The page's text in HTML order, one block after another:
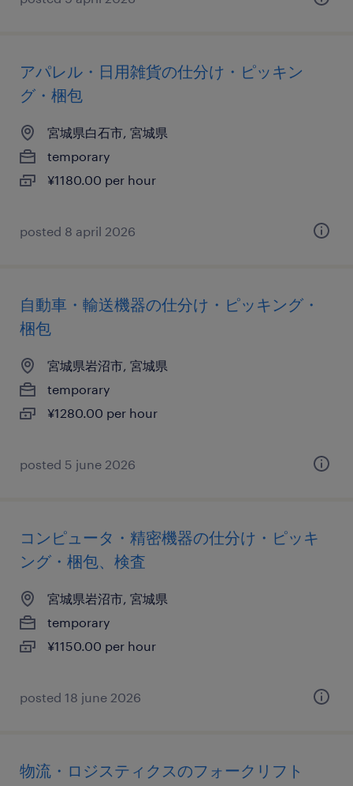
アパレル・日用雑貨の仕分け・ピッキン
グ・梱包
宮城県白石市, 宮城県
temporary
¥1180.00 per hour
posted 8 april 2026
自動車・輸送機器の仕分け・ピッキング・
梱包
宮城県岩沼市, 宮城県
temporary
¥1280.00 per hour
posted 5 june 2026
コンピュータ・精密機器の仕分け・ピッキ
ング・梱包、検査
宮城県岩沼市, 宮城県
temporary
¥1150.00 per hour
posted 18 june 2026
物流・ロジスティクスのフォークリフト